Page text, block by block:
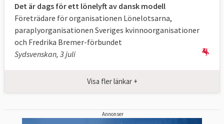
Det är dags för ett lönelyft av dansk modell
Företrädare för organisationen Lönelotsarna,
paraplyorganisationen Sveriges kvinnoorganisationer
och Fredrika Bremer-förbundet
Sydsvenskan, 3 juli
Visa fler länkar +
Annonser